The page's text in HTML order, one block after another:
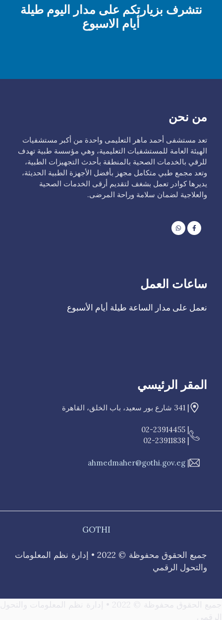
نتشرف بزيارتكم على مدار اليوم طيلة
أيام الاسبوع
من نحن
تعد مستشفى أحمد ماهر التعليمى واحدة من أكبر مستشفيات
الهيئة العامة للمستشفيات التعليمية، وهي مؤسسة طبية تهدف
للرقي بالخدمات الصحية بالمنطقة بأحدث التجهيزات الطبية،
وتعد مجمع طبي متكامل مجهز بأفضل الأجهزة الطبية الحديثة،
يديرها كوادر تعمل بشغف لتقديم أرقى الخدمات الصحية
والعلاجية لضمان سلامة وراحة المرضى.
ساعات العمل
‫نعمل على مدار الساعة طيلة أيام الأسبوع
المقر الرئيسي
| 341 شارع بور سعيد، باب الخلق، القاهرة
|
ahmedmaher@gothi.gov.eg
GOTHI
جميع الحقوق محفوظة © 2022 • إدارة نظم المعلومات
والتحول الرقمي